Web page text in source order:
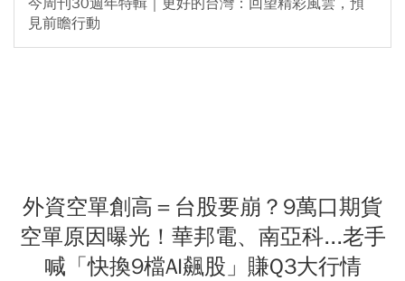
見前瞻行動
外資空單創高＝台股要崩？9萬口期貨
空單原因曝光！華邦電、南亞科...老手
喊「快換9檔AI飆股」賺Q3大行情